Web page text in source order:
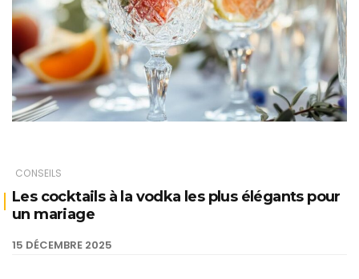
CONSEILS
Les cocktails à la vodka les plus élégants pour
un mariage
15 DÉCEMBRE 2025